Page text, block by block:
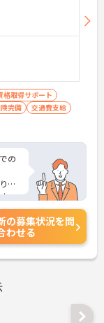
格取得サポート
完備
交通費支給
の
、
。
さ
の募集状況を問
わせる